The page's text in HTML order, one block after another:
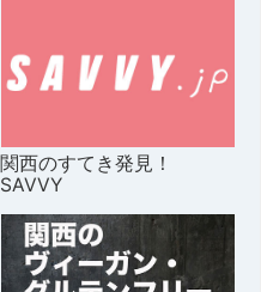
関西のすてき発見！
SAVVY